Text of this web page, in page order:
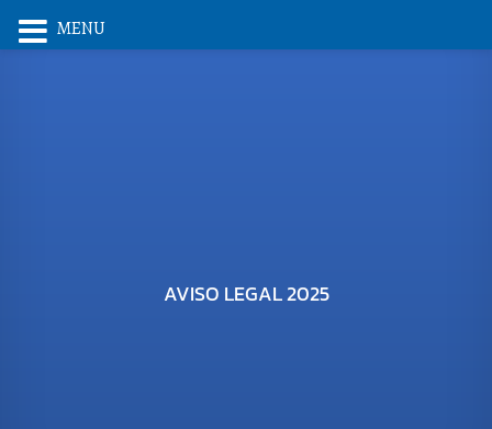
AVISO LEGAL 2025
MENU